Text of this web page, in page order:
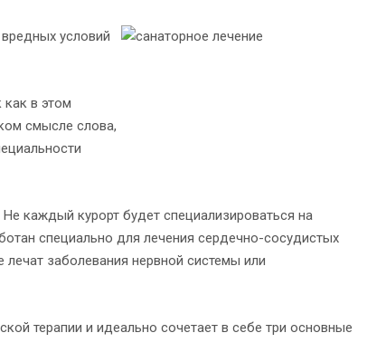
условий
как в этом
смысле слова,
каждый курорт будет специализироваться на
специально для лечения сердечно-сосудистых
лечат заболевания нервной системы или
терапии и идеально сочетает в себе три основные